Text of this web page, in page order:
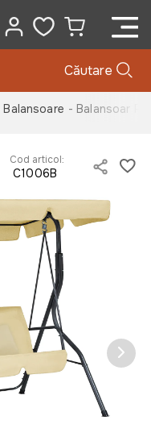
Căutare
Balansoare - Balansoar
Cod articol:
C1006B